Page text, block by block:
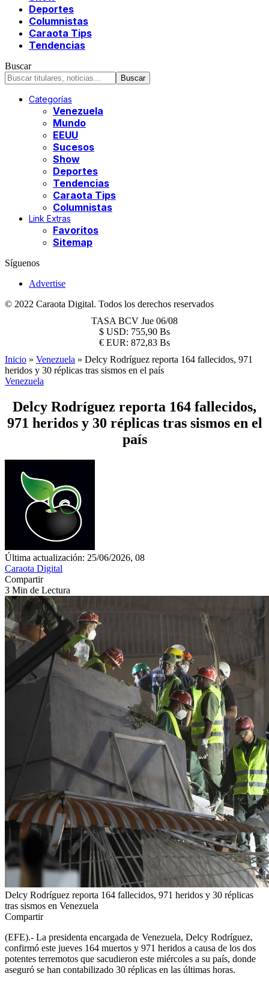
Deportes
Columnistas
Caraota Tips
Tendencias
Buscar
Categorías
Venezuela
Mundo
EEUU
Sucesos
Show
Deportes
Tendencias
Caraota Tips
Columnistas
Link Extras
Favoritos
Sitemap
Síguenos
Advertise
© 2022 Caraota Digital. Todos los derechos reservados
TASA BCV Jue 06/08
$ USD: 755,90 Bs
€ EUR: 872,83 Bs
Inicio » Venezuela » Delcy Rodríguez reporta 164 fallecidos, 971
heridos y 30 réplicas tras sismos en el país
Venezuela
Delcy Rodríguez reporta 164 fallecidos,
971 heridos y 30 réplicas tras sismos en el
país
Última actualización: 25/06/2026, 08
Caraota Digital
Compartir
3 Min de Lectura
Delcy Rodríguez reporta 164 fallecidos, 971 heridos y 30 réplicas
tras sismos en Venezuela
Compartir
(EFE).- La presidenta encargada de Venezuela, Delcy Rodríguez,
confirmó este jueves 164 muertos y 971 heridos a causa de los dos
potentes terremotos que sacudieron este miércoles a su país, donde
aseguró se han contabilizado 30 réplicas en las últimas horas.